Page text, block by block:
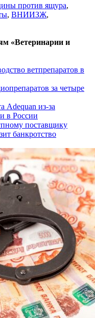
против ящура,
, ВНИИЗЖ,
«Ветеринарии и
ветпрепаратов в
за четыре
Adequan из-за
в России
поставщику
банкротство